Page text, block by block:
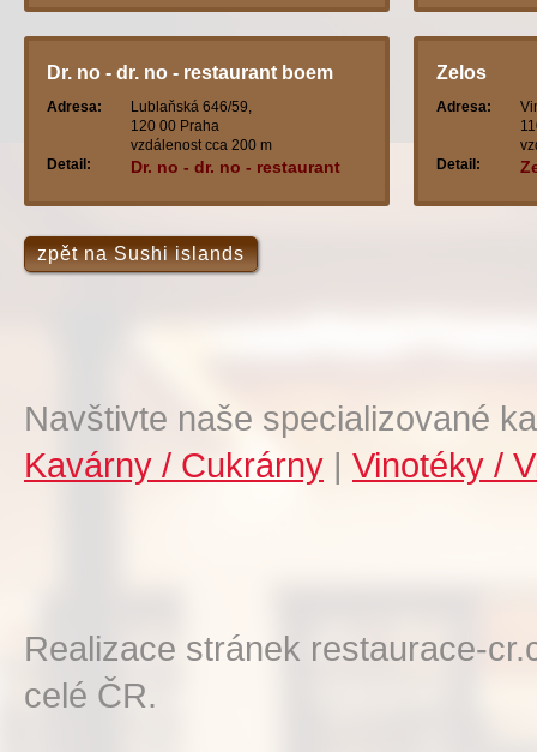
Dr. no - dr. no - restaurant boem
Adresa:
Lublaňská 646/59,
120 00 Praha
vzdálenost cca 200 m
Detail:
Dr. no - dr. no - restaurant
Zelos
Adresa:
Detail:
zpět na Sushi islands
Navštivte naše specializované
Kavárny / Cukrárny | Vinotéky /
Realizace stránek restaurace-
celé ČR.